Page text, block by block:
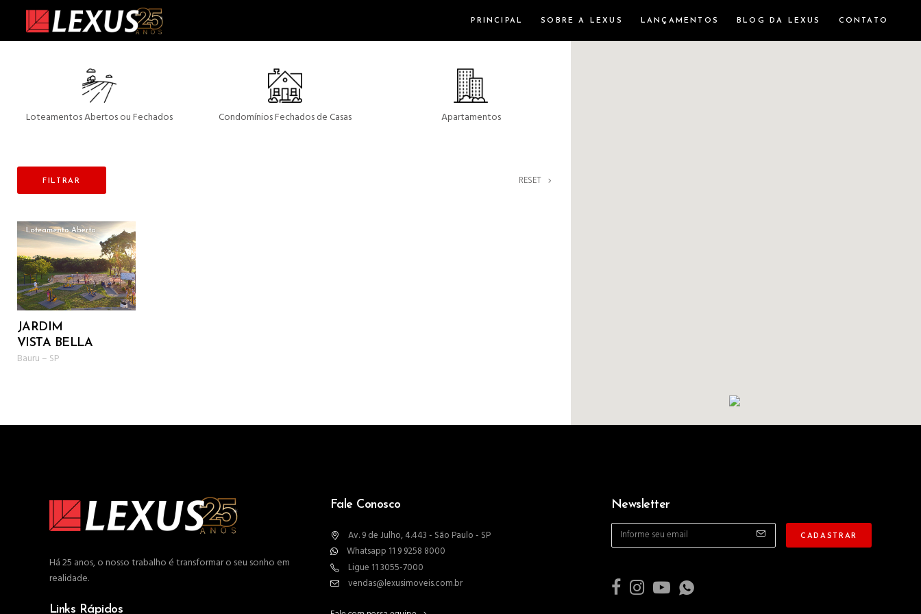
PRINCIPAL SOBRE A LEXUS LANÇAMENTOS BLOG DA LEXUS CONTATO
Loteamentos Abertos ou Fechados Condomínios Fechados de Casas Apartamentos
FILTRAR RESET
JARDIM
VISTA BELLA
Bauru – SP
Há 25 anos, o nosso trabalho é transformar o seu sonho em
realidade.
Links Rápidos
Fale Conosco
Av. 9 de Julho, 4.443 - São Paulo - SP
Whatsapp 11 9 9258 8000
Ligue 11 3055-7000
vendas@lexusimoveis.com.br
Newsletter